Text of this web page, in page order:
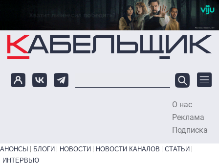
Перейти к основному содержанию
О нас
Реклама
Подписка
Primary links bottom
АНОНСЫ БЛОГИ НОВОСТИ НОВОСТИ КАНАЛОВ
СТАТЬИ
ИНТЕРВЬЮ